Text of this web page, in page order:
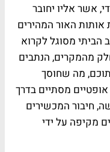
אשר אליו יחובר
האור המהירים
הביתי מסוגל לקרוא
מהמקרים, הנתבים
מה שחוסך
מסתיים בדרך
חיבור המכשירים
מקיפה על ידי